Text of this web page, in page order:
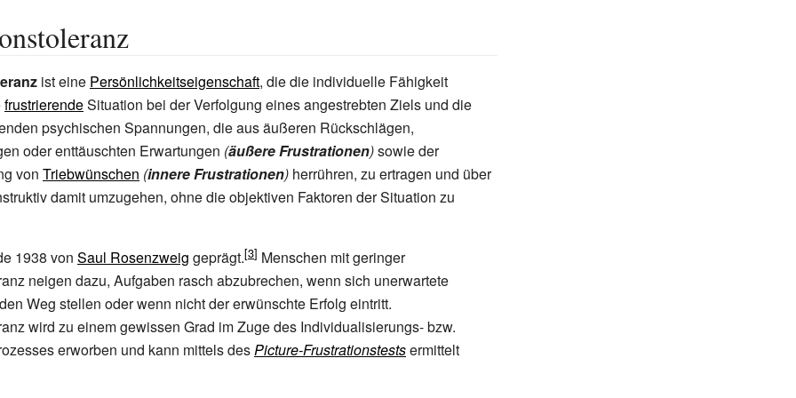
ist eine Persönlichkeitseigenschaft, die die individuelle Fähigkeit
frustrierendeSituation bei der Verfolgung eines angestrebten Ziels und die
psychischen Spannungen, die aus äußeren Rückschlägen,
oder enttäuschten Erwartungen (äußere Frustrationen)sowie der
von Triebwünschen (innere Frustrationen) herrühren, zu ertragen und über
damit umzugehen, ohne die objektiven Faktoren der Situation zu
1938 von Saul Rosenzweig geprägt.
Menschen mit geringer
neigen dazu, Aufgaben rasch abzubrechen, wenn sich unerwartete
Weg stellen oder wenn nicht der erwünschte Erfolg eintritt.
wird zu einem gewissen Grad im Zuge des Individualisierungs- bzw.
erworben und kann mittels desPicture-Frustrationstestsermittelt